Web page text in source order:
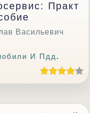
Практ
Васильевич
И Пдд .